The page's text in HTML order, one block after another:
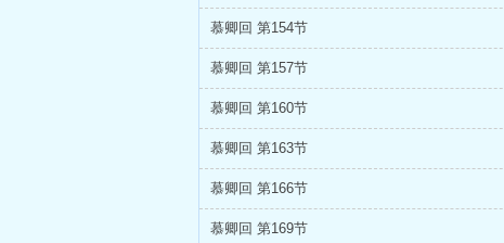
慕卿回 第154节
慕卿回 第157节
慕卿回 第160节
慕卿回 第163节
慕卿回 第166节
慕卿回 第169节